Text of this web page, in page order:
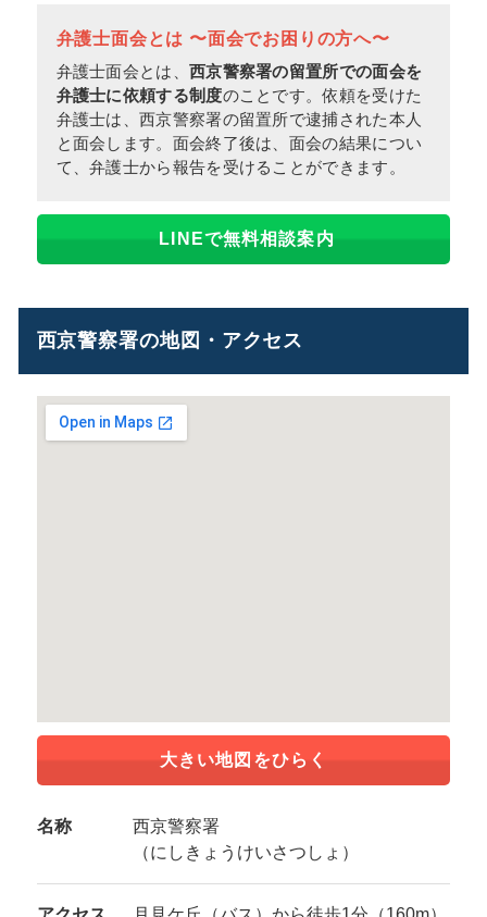
弁護士面会とは 〜面会でお困りの方へ〜
弁護士面会とは、 西京警察署の留置所での面会を
弁護士に依頼する制度のことです。依頼を受けた
弁護士は、西京警察署の留置所で逮捕された本人
と面会します。面会終了後は、面会の結果につい
て、弁護士から報告を受けることができます。
LINEで無料相談案内
西京警察署の地図・アクセス
大きい地図をひらく
名称
西京警察署
（にしきょうけいさつしょ）